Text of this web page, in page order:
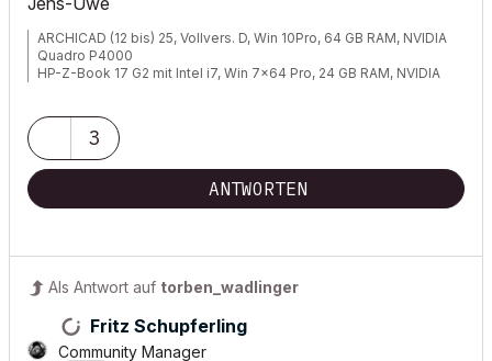
ARCHICAD (12 bis) 25, Vollvers. D, Win 10Pro, 64 GB RAM, NVIDIA
Quadro P4000
HP-Z-Book 17 G2 mit Intel i7, Win 7x64 Pro, 24 GB RAM, NVIDIA
3
ANTWORTEN
Als Antwort auf torben_wadlinger
Fritz Schupferling
Community Manager